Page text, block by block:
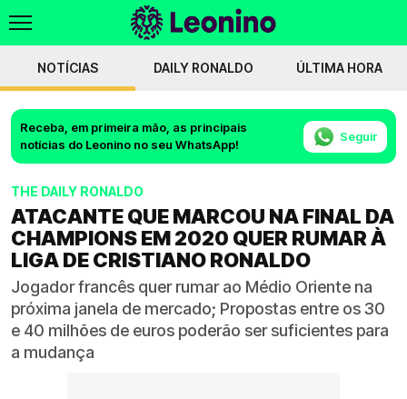
NOTÍCIAS DAILY RONALDO ÚLTIMA HORA
Receba, em primeira mão, as principais
notícias do Leonino no seu WhatsApp!
Seguir
THE DAILY RONALDO
ATACANTE QUE MARCOU NA FINAL DA
CHAMPIONS EM 2020 QUER RUMAR À
LIGA DE CRISTIANO RONALDO
Jogador francês quer rumar ao Médio Oriente na
próxima janela de mercado; Propostas entre os 30
e 40 milhões de euros poderão ser suficientes para
a mudança